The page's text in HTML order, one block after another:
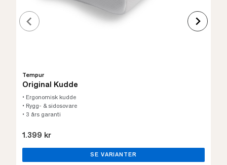
Tempur
Original Kudde
• Ergonomisk kudde
• Rygg- & sidosovare
• 3 års garanti
1.399 kr
SE VARIANTER